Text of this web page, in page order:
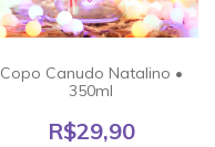
Copo Canudo Natalino •
350ml
R$29,90